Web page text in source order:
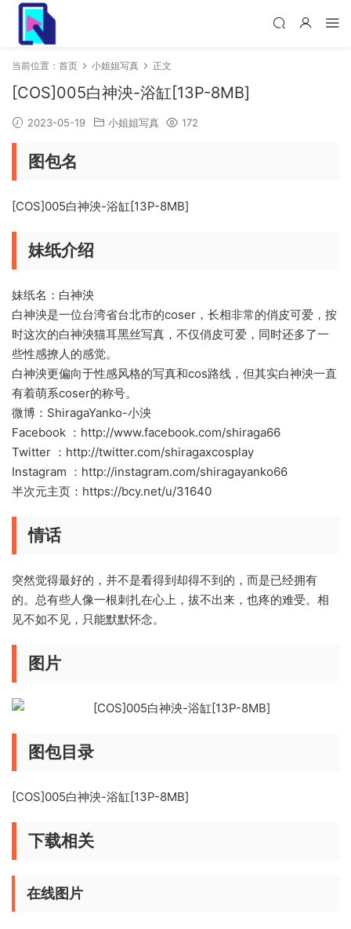
当前位置： 首页 小姐姐写真 正文
[COS]005白神泱-浴缸[13P-8MB]
2023-05-19 小姐姐写真 172
图包名
[COS]005白神泱-浴缸[13P-8MB]
妹纸介绍
妹纸名：白神泱
白神泱是一位台湾省台北市的coser，长相非常的俏皮可爱，按
时这次的白神泱猫耳黑丝写真，不仅俏皮可爱，同时还多了一
些性感撩人的感觉。
白神泱更偏向于性感风格的写真和cos路线，但其实白神泱一直
有着萌系coser的称号。
微博：ShiragaYanko-小泱
Facebook ：http://www.facebook.com/shiraga66
Twitter ：http://twitter.com/shiragaxcosplay
Instagram ：http://instagram.com/shiragayanko66
半次元主页：https://bcy.net/u/31640
情话
突然觉得最好的，并不是看得到却得不到的，而是已经拥有
的。总有些人像一根刺扎在心上，拔不出来，也疼的难受。相
见不如不见，只能默默怀念。
图片
图包目录
[COS]005白神泱-浴缸[13P-8MB]
下载相关
在线图片